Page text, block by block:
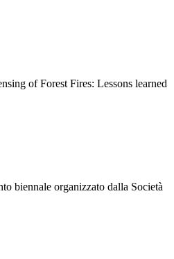
of Forest Fires: Lessons learned
biennale organizzato dalla Società